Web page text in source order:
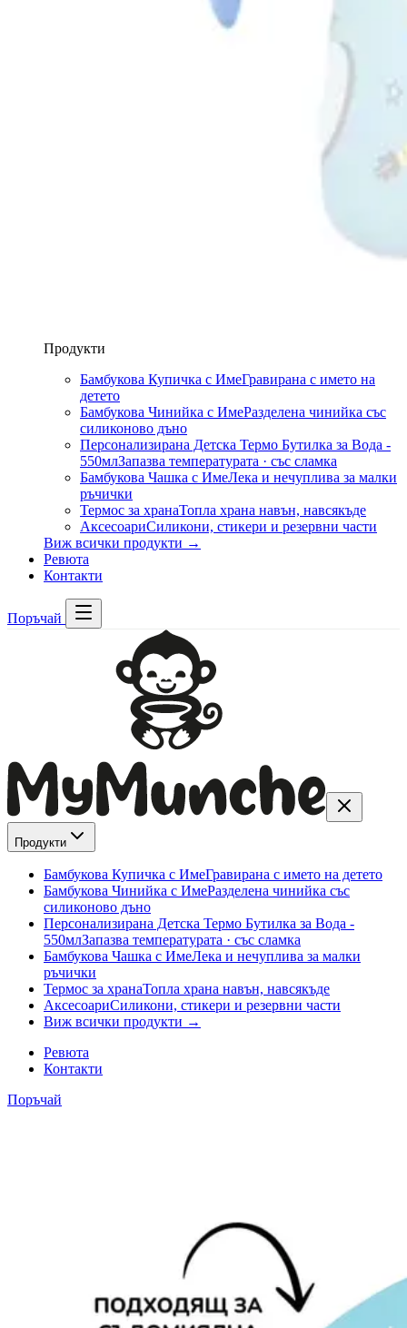
Продукти
Бамбукова Купичка с ИмеГравирана с името на
детето
Бамбукова Чинийка с ИмеРазделена чинийка със
силиконово дъно
Персонализирана Детска Термо Бутилка за Вода -
550млЗапазва температурата · със сламка
Бамбукова Чашка с ИмеЛека и нечуплива за малки
ръчички
Термос за хранаТопла храна навън, навсякъде
АксесоариСиликони, стикери и резервни части
Виж всички продукти →
Ревюта
Контакти
Поръчай
Продукти
Бамбукова Купичка с ИмеГравирана с името на детето
Бамбукова Чинийка с ИмеРазделена чинийка със
силиконово дъно
Персонализирана Детска Термо Бутилка за Вода -
550млЗапазва температурата · със сламка
Бамбукова Чашка с ИмеЛека и нечуплива за малки
ръчички
Термос за хранаТопла храна навън, навсякъде
АксесоариСиликони, стикери и резервни части
Виж всички продукти →
Ревюта
Контакти
Поръчай